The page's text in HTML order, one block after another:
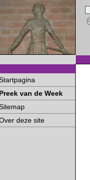
van de Week
deze site